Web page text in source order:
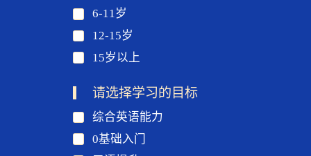
6-11岁
12-15岁
15岁以上
请选择学习的目标
综合英语能力
0基础入门